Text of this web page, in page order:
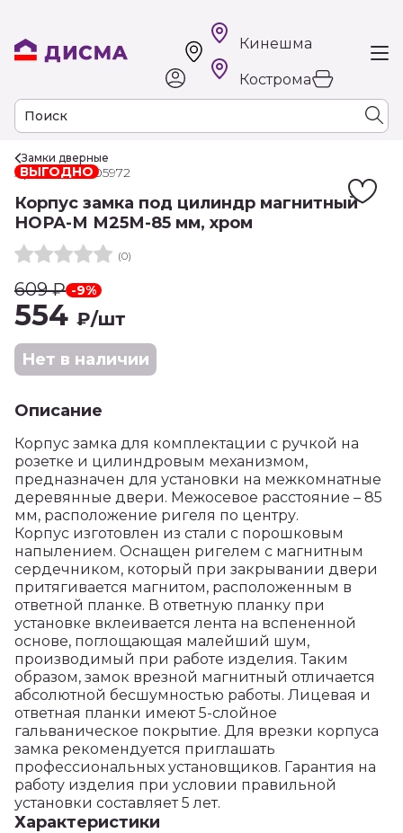
Кинешма
Кострома
Замки дверные
ВЫГОДНО
Арт. РТ-00005972
Корпус замка под цилиндр магнитный
НОРА-М М25М-85 мм, хром
(0)
609₽ -9%
554 ₽/шт
Нет в наличии
Описание
Корпус замка для комплектации с ручкой на
розетке и цилиндровым механизмом,
предназначен для установки на межкомнатные
деревянные двери. Межосевое расстояние – 85
мм, расположение ригеля по центру.
Корпус изготовлен из стали с порошковым
напылением. Оснащен ригелем с магнитным
сердечником, который при закрывании двери
притягивается магнитом, расположенным в
ответной планке. В ответную планку при
установке вклеивается лента на вспененной
основе, поглощающая малейший шум,
производимый при работе изделия. Таким
образом, замок врезной магнитный отличается
абсолютной бесшумностью работы. Лицевая и
ответная планки имеют 5-слойное
гальваническое покрытие. Для врезки корпуса
замка рекомендуется приглашать
профессиональных установщиков. Гарантия на
работу изделия при условии правильной
установки составляет 5 лет.
Характеристики